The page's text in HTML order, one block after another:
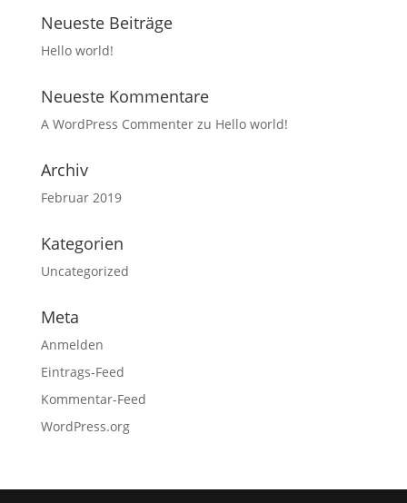
Neueste Beiträge
Hello world!
Neueste Kommentare
A WordPress Commenterzu Hello world!
Archiv
Februar 2019
Kategorien
Uncategorized
Meta
Anmelden
Eintrags-Feed
Kommentar-Feed
WordPress.org